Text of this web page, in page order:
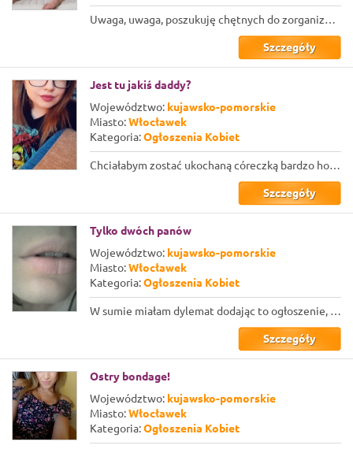
Uwaga, uwaga, poszukuję chętnych do zorganizowania imprezy grupowej… ale nie jak...
Szczegóły
Jest tu jakiś daddy?
Województwo: kujawsko-pomorskie
Miasto:Włocławek
Kategoria:Ogłoszenia Kobiet
Chciałabym zostać ukochaną córeczką bardzo hojnego i opiekuńczego faceta, najchę...
Szczegóły
Tylko dwóch panów
Województwo: kujawsko-pomorskie
Miasto:Włocławek
Kategoria:Ogłoszenia Kobiet
W sumie miałam dylemat dodając to ogłoszenie, bo wahałam się miedzy seksem grupo...
Szczegóły
Ostry bondage!
Województwo: kujawsko-pomorskie
Miasto:Włocławek
Kategoria:Ogłoszenia Kobiet